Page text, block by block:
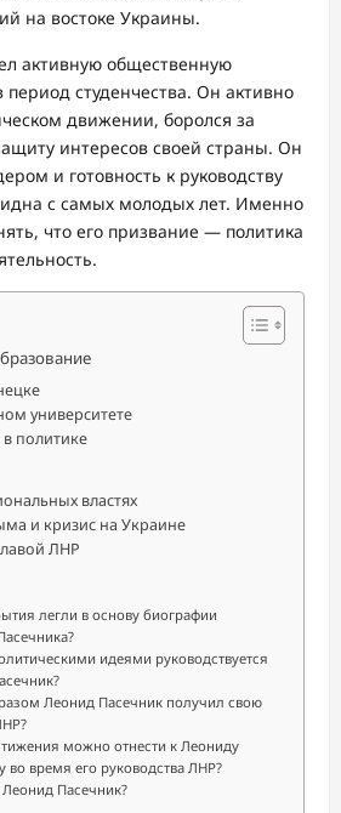
на востоке Украины.
активную общественную
студенчества. Он активно
движении, боролся за
интересов своей страны. Он
и готовность к руководству
с самых молодых лет. Именно
что его призвание — политика
университете
политике
властях
и кризис на Украине
ЛНР
легли в основу биографии
идеями руководствуется
Леонид Пасечник получил свою
можно отнести к Леониду
во время его руководства ЛНР?
Леонид Пасечник?